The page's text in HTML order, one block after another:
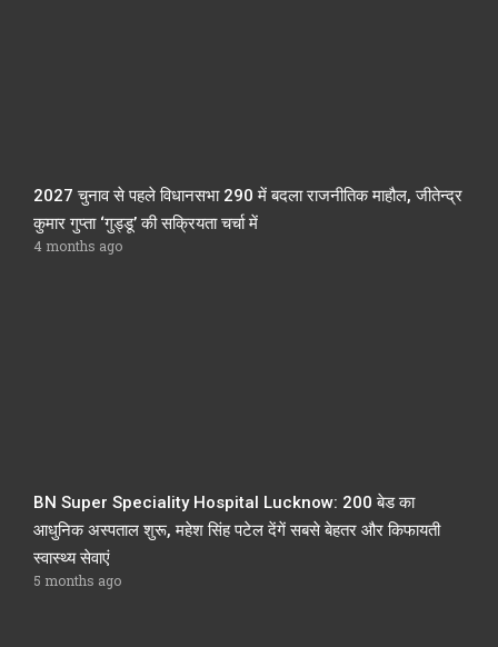
2027 चुनाव से पहले विधानसभा 290 में बदला राजनीतिक माहौल, जीतेन्द्र
कुमार गुप्ता ‘गुड्डू’ की सक्रियता चर्चा में
4 months ago
BN Super Speciality Hospital Lucknow: 200 बेड का
आधुनिक अस्पताल शुरू, महेश सिंह पटेल देंगें सबसे बेहतर और किफायती
स्वास्थ्य सेवाएं
5 months ago